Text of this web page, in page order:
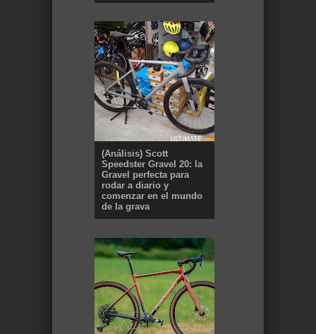
(Análisis) Scott
Speedster Gravel 20: la
Gravel perfecta para
rodar a diario y
comenzar en el mundo
de la grava